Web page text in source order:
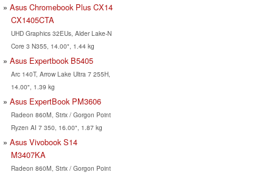
Asus Chromebook Plus CX14
CX1405CTA
UHD Graphics 32EUs, Alder Lake-N
Core 3 N355, 14.00", 1.44 kg
Asus Expertbook B5405
Arc 140T, Arrow Lake Ultra 7 255H,
14.00", 1.39 kg
Asus ExpertBook PM3606
Radeon 860M, Strix / Gorgon Point
Ryzen AI 7 350, 16.00", 1.87 kg
Asus Vivobook S14
M3407KA
Radeon 860M, Strix / Gorgon Point